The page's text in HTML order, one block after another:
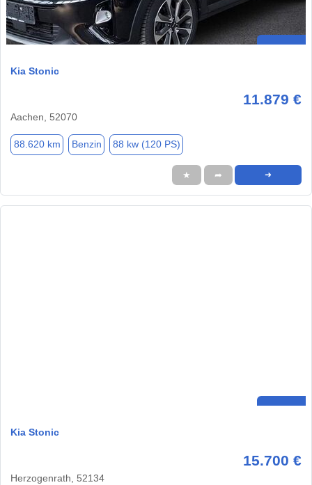
Kia Stonic
11.879 €
Aachen, 52070
88.620 km Benzin 88 kw (120 PS)
★ ➦ ➜
Kia Stonic
15.700 €
Herzogenrath, 52134